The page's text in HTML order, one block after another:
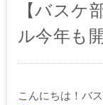
【バスケ
ル今年も
こんにちは！バ